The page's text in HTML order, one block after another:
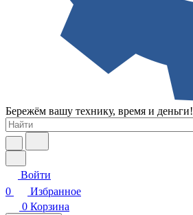
Бережём вашу технику, время и деньги!
Войти
0
Избранное
0 Корзина